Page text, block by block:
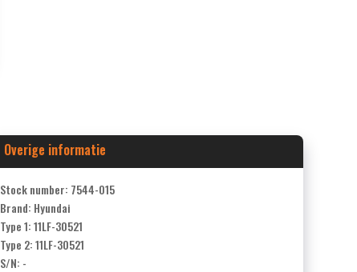
Overige informatie
Stock number: 7544-015
Brand: Hyundai
Type 1: 11LF-30521
Type 2: 11LF-30521
S/N: -